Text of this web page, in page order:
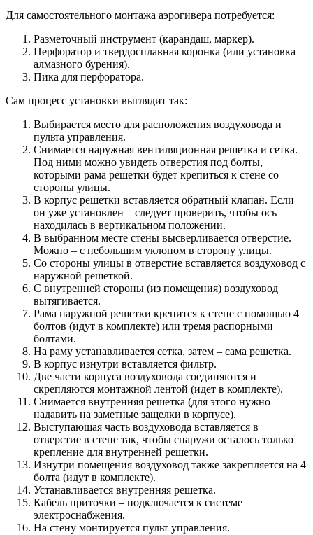
Для самостоятельного монтажа аэрогивера потребуется:
Разметочный инструмент (карандаш, маркер).
Перфоратор и твердосплавная коронка (или установка
алмазного бурения).
Пика для перфоратора.
Сам процесс установки выглядит так:
Выбирается место для расположения воздуховода и
пульта управления.
Снимается наружная вентиляционная решетка и сетка.
Под ними можно увидеть отверстия под болты,
которыми рама решетки будет крепиться к стене со
стороны улицы.
В корпус решетки вставляется обратный клапан. Если
он уже установлен – следует проверить, чтобы ось
находилась в вертикальном положении.
В выбранном месте стены высверливается отверстие.
Можно – с небольшим уклоном в сторону улицы.
Со стороны улицы в отверстие вставляется воздуховод с
наружной решеткой.
С внутренней стороны (из помещения) воздуховод
вытягивается.
Рама наружной решетки крепится к стене с помощью 4
болтов (идут в комплекте) или тремя распорными
болтами.
На раму устанавливается сетка, затем – сама решетка.
В корпус изнутри вставляется фильтр.
Две части корпуса воздуховода соединяются и
скрепляются монтажной лентой (идет в комплекте).
Снимается внутренняя решетка (для этого нужно
надавить на заметные защелки в корпусе).
Выступающая часть воздуховода вставляется в
отверстие в стене так, чтобы снаружи осталось только
крепление для внутренней решетки.
Изнутри помещения воздуховод также закрепляется на 4
болта (идут в комплекте).
Устанавливается внутренняя решетка.
Кабель приточки – подключается к системе
электроснабжения.
На стену монтируется пульт управления.